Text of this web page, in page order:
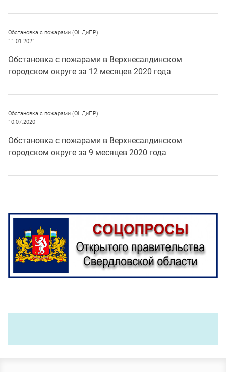
Обстановка с пожарами (ОНДиПР)
11.01.2021
Обстановка с пожарами в Верхнесалдинском
городском округе за 12 месяцев 2020 года
Обстановка с пожарами (ОНДиПР)
10.07.2020
Обстановка с пожарами в Верхнесалдинском
городском округе за 9 месяцев 2020 года